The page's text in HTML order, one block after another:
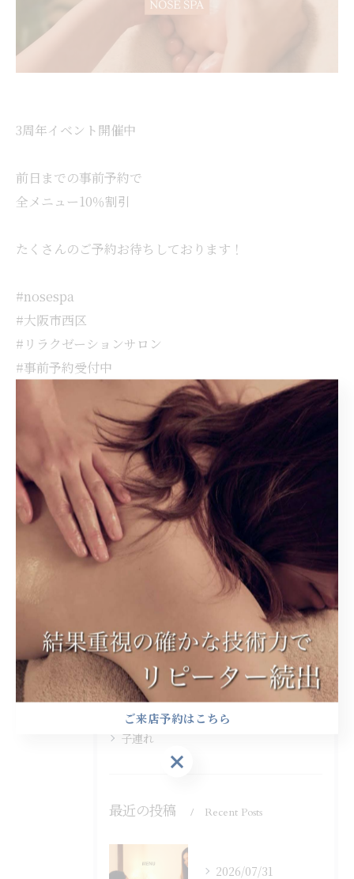
3周年イベント開催中
前日までの事前予約で
全メニュー10％割引
たくさんのご予約お待ちしております！
#nosespa
#大阪市西区
#リラクゼーションサロン
#事前予約受付中
< 前のページ 一覧に戻る 次のページ >
カテゴリー Categories
ヘッドスパ
アロママッサージ
ストレッチ
プライベートサロン
子連れ
最近の投稿 Recent Posts
2026/07/31
ご来店予約はこちら
ご来店予約はこちら